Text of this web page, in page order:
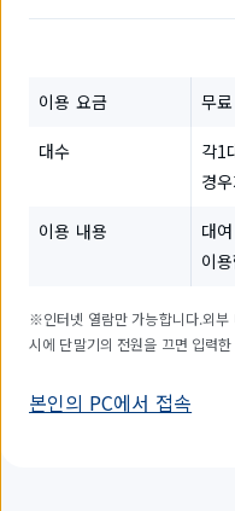
이용 요금 무료
대수
각1
경
이용 내용
대
이
※인터넷 열람만 가능합니다.외부
시에 단말기의 전원을 끄면 입력
본인의 PC에서 접속